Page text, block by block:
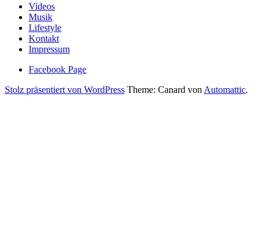
Videos
Musik
Lifestyle
Kontakt
Impressum
Facebook Page
Stolz präsentiert von WordPress Theme: Canard von Automattic.